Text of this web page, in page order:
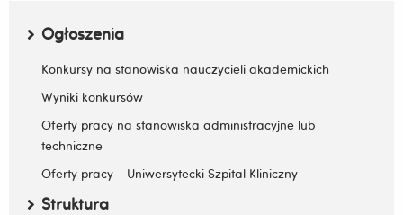
Ogłoszenia
Zwiń / rozwiń submenu
Konkursy na stanowiska nauczycieli akademickich
Wyniki konkursów
Oferty pracy na stanowiska administracyjne lub
techniczne
Oferty pracy - Uniwersytecki Szpital Kliniczny
Struktura